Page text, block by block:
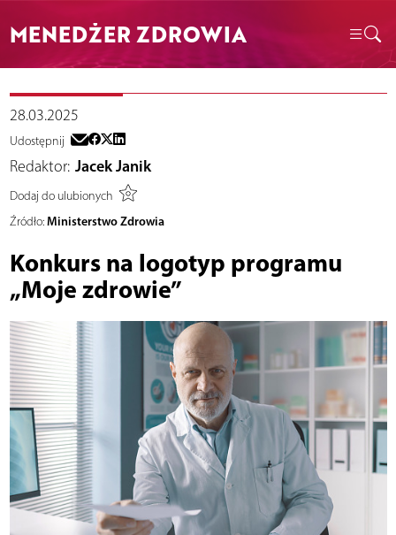
MENEDŻER ZDROWIA
28.03.2025
Udostępnij
Redaktor: Jacek Janik
Dodaj do ulubionych
Źródło: Ministerstwo Zdrowia
Konkurs na logotyp programu
„Moje zdrowie”